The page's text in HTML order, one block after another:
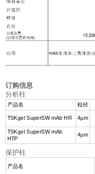
订购信息
分析柱
产品名 粒径
TSKgel SuperSW mAb HR 4μm
TSKgel SuperSW mAb
HTP
4μm
保护柱
产品名